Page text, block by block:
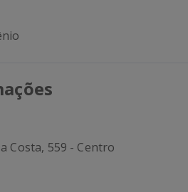
Costa, 559 - Centro